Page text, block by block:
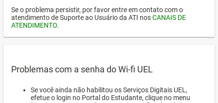
Se o problema persistir, por favor entre em contato com o
atendimento de Suporte ao Usuário da ATI nosCANAIS DE
ATENDIMENTO.
Problemas com a senha do Wi-fi UEL
Se você ainda não habilitou os Serviços Digitais UEL,
efetue o login no Portal do Estudante, clique no menu